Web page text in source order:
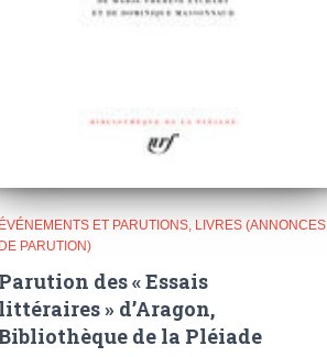
ÉVÉNEMENTS ET PARUTIONS LIVRES (ANNONCES
DE PARUTION)
Parution des « Essais
littéraires » d’Aragon,
de la Pléiade